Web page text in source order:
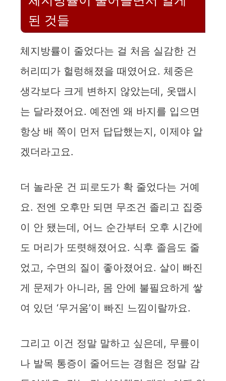
된 것들
체지방률이 줄었다는 걸 처음 실감한 건
허리띠가 헐렁해졌을 때였어요. 체중은
생각보다 크게 변하지 않았는데, 옷맵시
는 달라졌어요. 예전엔 왜 바지를 입으면
항상 배 쪽이 먼저 답답했는지, 이제야 알
겠더라고요.
더 놀라운 건 피로도가 확 줄었다는 거예
요. 전엔 오후만 되면 무조건 졸리고 집중
이 안 됐는데, 어느 순간부터 오후 시간에
도 머리가 또렷해졌어요. 식후 졸음도 줄
었고, 수면의 질이 좋아졌어요. 살이 빠진
게 문제가 아니라, 몸 안에 불필요하게 쌓
여 있던 ‘무거움’이 빠진 느낌이랄까요.
그리고 이건 정말 말하고 싶은데, 무릎이
나 발목 통증이 줄어드는 경험은 정말 감